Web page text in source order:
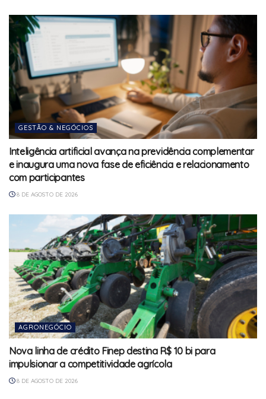
GESTÃO & NEGÓCIOS
Inteligência artificial avança na previdência complementar
e inaugura uma nova fase de eficiência e relacionamento
com participantes
8 DE AGOSTO DE 2026
AGRONEGÓCIO
Nova linha de crédito Finep destina R$ 10 bi para
impulsionar a competitividade agrícola
8 DE AGOSTO DE 2026